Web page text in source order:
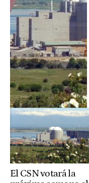
El CSN votará la